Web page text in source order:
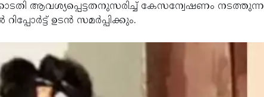
ആവശ്യപ്പെട്ടതനുസരിച്ച് കേസന്വേഷണം നടത്തുന്ന
ഉടന്‍ സമര്‍പ്പിക്കും.